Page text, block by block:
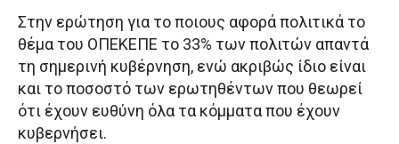
Στην ερώτηση για το ποιους αφορά πολιτικά το
θέμα του ΟΠΕΚΕΠΕ το 33% των πολιτών απαντά
τη σημερινή κυβέρνηση, ενώ ακριβώς ίδιο είναι
και το ποσοστό των ερωτηθέντων που θεωρεί
ότι έχουν ευθύνη όλα τα κόμματα που έχουν
κυβερνήσει.